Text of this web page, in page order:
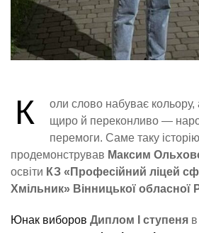
К
оли слово набуває кольору,
щиро й переконливо —
перемоги. Саме таку
продемонстрував Максим
освіти КЗ «Професійний ліцей
Хмільник» Вінницької обласної
Юнак виборов Диплом І ступеня в